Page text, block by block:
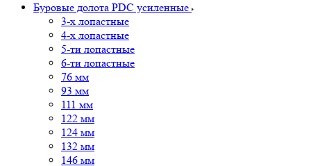
Буровые долота PDC усиленные
3-х лопастные
4-х лопастные
5-ти лопастные
6-ти лопастные
76 мм
93 мм
111 мм
122 мм
124 мм
132 мм
146 мм